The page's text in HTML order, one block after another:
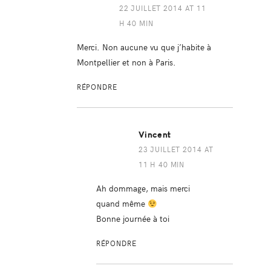
22 JUILLET 2014 AT 11
H 40 MIN
Merci. Non aucune vu que j’habite à
Montpellier et non à Paris.
RÉPONDRE
Vincent
23 JUILLET 2014 AT
11 H 40 MIN
Ah dommage, mais merci
quand même
Bonne journée à toi
RÉPONDRE